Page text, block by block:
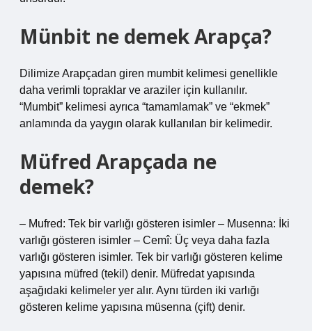
Münbit ne demek Arapça?
Dilimize Arapçadan giren mumbit kelimesi genellikle
daha verimli topraklar ve araziler için kullanılır.
“Mumbit” kelimesi ayrıca “tamamlamak” ve “ekmek”
anlamında da yaygın olarak kullanılan bir kelimedir.
Müfred Arapçada ne
demek?
– Mufred: Tek bir varlığı gösteren isimler – Musenna: İki
varlığı gösteren isimler – Cemî: Üç veya daha fazla
varlığı gösteren isimler. Tek bir varlığı gösteren kelime
yapısına müfred (tekil) denir. Müfredat yapısında
aşağıdaki kelimeler yer alır. Aynı türden iki varlığı
gösteren kelime yapısına müsenna (çift) denir.